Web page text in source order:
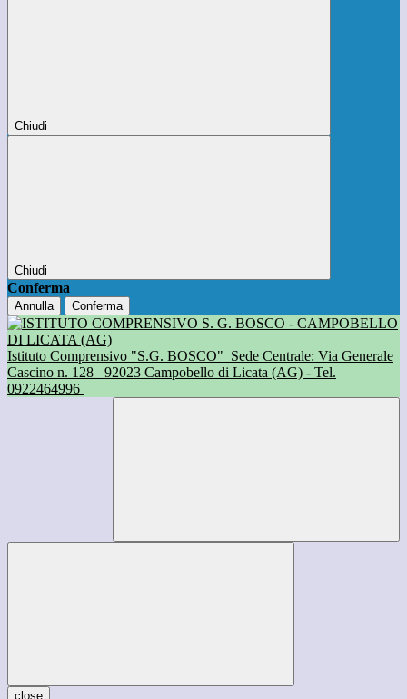
Chiudi
Chiudi
Conferma
Annulla Conferma
Istituto Comprensivo "S.G. BOSCO" Sede Centrale: Via Generale
Cascino n. 128
92023 Campobello di Licata (AG) - Tel.
0922464996
close